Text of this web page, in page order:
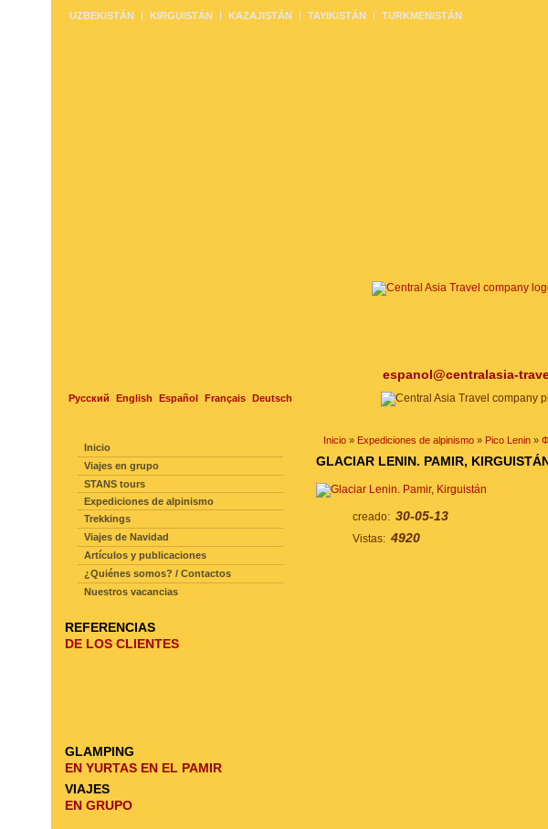
espanol@centralasia-
Русский English Español Français Deutsch
UZBEKISTÁN KIRGUISTÁN KAZAJISTÁN TAYIKISTÁN TURKMENISTÁN
Inicio » Expediciones de alpinismo » Pico Lenin »
GLACIAR LENIN. PAMIR,
creado: 30-05-13
Vistas: 4920
Inicio
Viajes en grupo
STANS tours
Expediciones de alpinismo
Trekkings
Viajes de Navidad
Artículos y publicaciones
¿Quiénes somos? / Contactos
Nuestros vacancias
REFERENCIAS
DE LOS CLIENTES
GLAMPING
EN YURTAS EN EL PAMIR
VIAJES
EN GRUPO